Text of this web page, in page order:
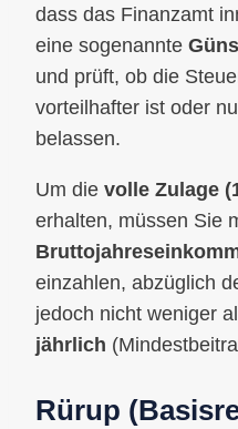
dass das Finanzamt
eine sogenannte
und prüft, ob die
vorteilhafter ist oder
belassen.
Um die volle Zulage
erhalten, müssen Sie
einzahlen, abzüglich
jedoch nicht weniger
jährlich
Rürup